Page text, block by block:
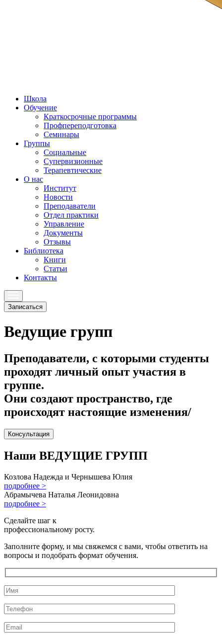
Школа
Обучение
Краткосрочные программы
Профпереподготовка
Семинары
Группы
Социальные
Супервизионные
Терапевтические
О нас
Институт
Новости
Преподаватели
Отдел практики
Управление
Документы
Отзывы
Библиотека
Книги
Статьи
Контакты
Записаться
Ведущие групп
Преподаватели, с которыми студенты
проходят личный опыт участия в
группе.
Они создают пространство, где
происходят настоящие изменения/
Консультация
Наши ВЕДУЩИЕ ГРУПП
Козлова Надежда и Чернышева Юлия
подробнее >
Абрамычева Наталья Леонидовна
подробнее >
Сделайте шаг к
профессиональному росту.
Заполните форму, и мы свяжемся с вами, чтобы ответить на
вопросы и подобрать формат обучения.